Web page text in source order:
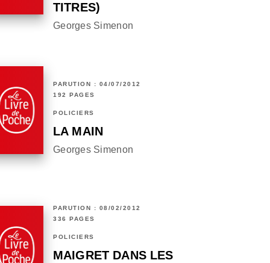
TITRES)
Georges Simenon
PARUTION : 04/07/2012
192 PAGES
POLICIERS
LA MAIN
Georges Simenon
PARUTION : 08/02/2012
336 PAGES
POLICIERS
MAIGRET DANS LES